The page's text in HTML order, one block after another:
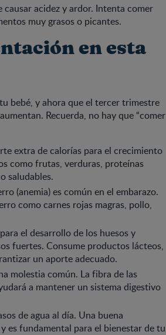
acidez y ardor. Intenta comer
muy grasos o picantes.
en esta
bebé, y ahora que el tercer trimestre
Recuerda, no hay que “comer
extra de calorías para el crecimiento
como frutas, verduras, proteínas
saludables.
(anemia) es común en el embarazo.
como carnes rojas magras, pollo,
el desarrollo de los huesos y
fuertes. Consume productos lácteos,
un aporte adecuado.
molestia común. La fibra de las
a mantener un sistema digestivo
de agua al día. Una buena
es fundamental para el bienestar de tu